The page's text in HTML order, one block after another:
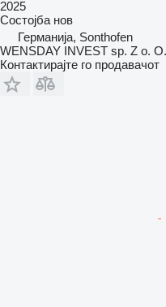
2025
Состојба нов
Германија, Sonthofen
WENSDAY INVEST sp. Z o. O.
Контактирајте го продавачот